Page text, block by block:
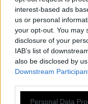
interest-based ads
us or personal
your opt-out. You may
disclosure of your
IAB’s list of
also be disclosed by
Downstream
Personal Data
βιντεο*ποίημα #σινεμά